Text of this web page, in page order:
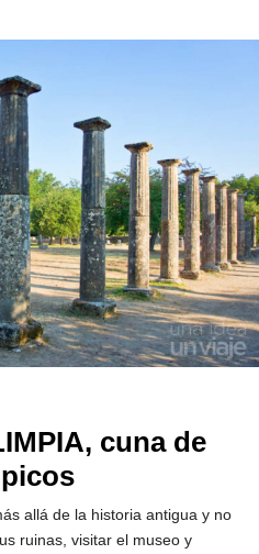
cuna de
allá de la historia antigua y no
ruinas, visitar el museo y